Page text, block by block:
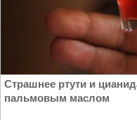
Страшнее ртути и
пальмовым маслом